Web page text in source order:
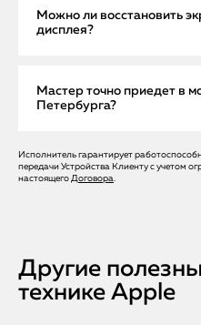
Да. Замена экрана не
трогаем логическую часть,
Можно ли восстановить
дисплея?
Иногда проблема
прошивке. В таких случаях
мы предложим оптимальный
Мастер точно приедет в
Петербурга?
Да. Мы обслуживаем весь
Выезд мастера бесплатный
Исполнитель гарантирует
передачи Устройства Клиенту с учетом
настоящего Договора.
Другие
технике Apple